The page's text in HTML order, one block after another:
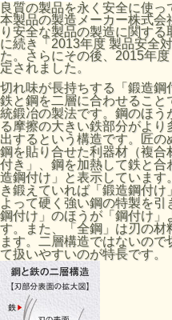
良質の製品を永く安全に使っ
本製品の製造メーカー株式会
り安全な製品の製造に関す
に続き「2013年度 製品安全
た。さらにその後、2015年
定されました。
切れ味が長持ちする「鍛造鋼
鉄と鋼を二層に合わせるこ
統鍛冶の製法です。鋼のほ
る摩擦の大きい鉄部分がよ
出するという構造です。匠の
鋼を貼り合せた利器材（複
付き」、鋼を加熱して鉄と
造鋼付け」と表示していま
き鍛えていれば「鍛造鋼付
よって硬く強い鋼の特製を
鋼付け」のほうが「鋼付け」
す。また、「全鋼」は刃の材
ます。二層構造ではないので
て扱いやすいのが特長です。